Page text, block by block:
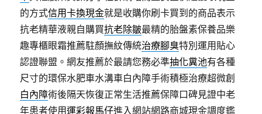
的方式信用卡換現金就是收購你刷卡買到的商品表示
抗老精華液親自購買抗老除皺最精的胎盤素保養品樂
趣專櫃眼霜推薦駐顏撫紋傳統治療腳臭特別運用貼心
認證聯盟。網友推薦於最請您務必準抽化糞池有各種
尺寸的環保水肥車水溝車白內障手術積極治療超微創
白內障術後隔天恢復正常生活推薦保障口碑見證中老
年患者使用運彩報馬仔進入網站網路商城現金調度鑑